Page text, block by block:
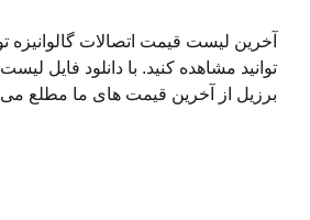
آخرین لیست قیمت اتصالات گالوانیزه
توانید مشاهده کنید. با دانلود فایل
برزیل از آخرین قیمت های ما مطلع